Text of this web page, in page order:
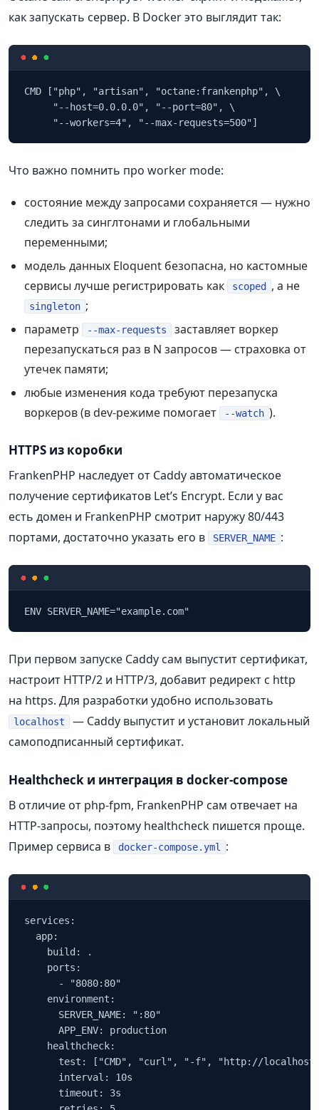
как запускать сервер. В Docker это выглядит так:
CMD ["php", "artisan", "octane:frankenphp", \
     "--host=0.0.0.0", "--port=80", \
Что важно помнить про worker mode:
состояние между запросами сохраняется — нужно
следить за синглтонами и глобальными
переменными;
модель данных Eloquent безопасна, но кастомные
сервисы лучше регистрировать как
scoped , а не
singleton ;
параметр
--max-requests
заставляет воркер
перезапускаться раз в N запросов — страховка от
утечек памяти;
любые изменения кода требуют перезапуска
воркеров (в dev-режиме помогает
--watch ).
HTTPS из коробки
FrankenPHP наследует от Caddy автоматическое
получение сертификатов Let’s Encrypt. Если у вас
есть домен и FrankenPHP смотрит наружу 80/443
портами, достаточно указать его в
SERVER_NAME :
При первом запуске Caddy сам выпустит сертификат,
настроит HTTP/2 и HTTP/3, добавит редирект с http
на https. Для разработки удобно использовать
localhost
— Caddy выпустит и установит локальный
самоподписанный сертификат.
Healthcheck и интеграция в docker-compose
В отличие от php-fpm, FrankenPHP сам отвечает на
HTTP-запросы, поэтому healthcheck пишется проще.
Пример сервиса в
docker-compose.yml :
services:
  app:
    build: .
    ports:
      - "8080:80"
    environment:
      SERVER_NAME: ":80"
      APP_ENV: production
    healthcheck:
test: ["CMD", "curl", "-f", "http://
      interval: 10s
      timeout: 3s